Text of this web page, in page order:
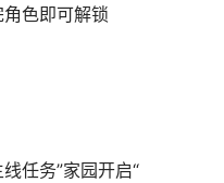
色即可解锁
任务”家园开启“